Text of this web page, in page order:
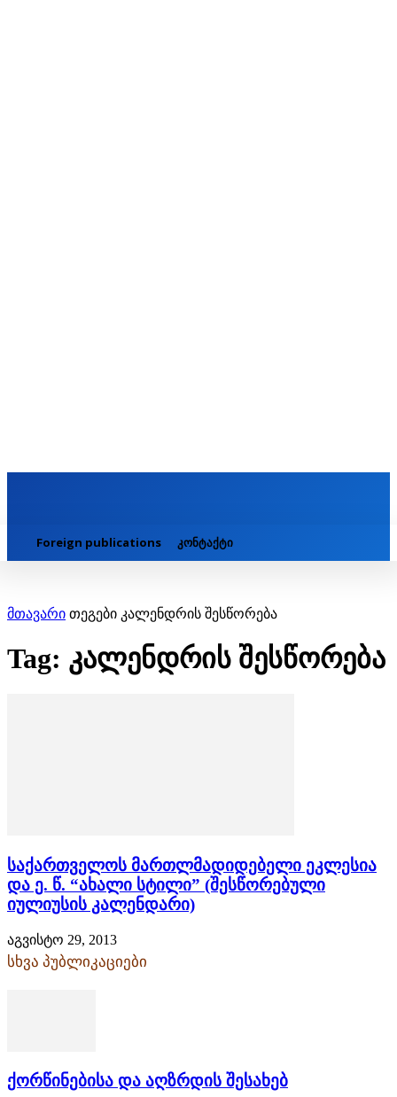
Foreign publications კონტაქტი
მთავარი თეგები კალენდრის შესწორება
Tag: კალენდრის შესწორება
საქართველოს მართლმადიდებელი ეკლესია
და ე. წ. “ახალი სტილი” (შესწორებული
იულიუსის კალენდარი)
აგვისტო 29, 2013
სხვა პუბლიკაციები
ქორწინებისა და აღზრდის შესახებ